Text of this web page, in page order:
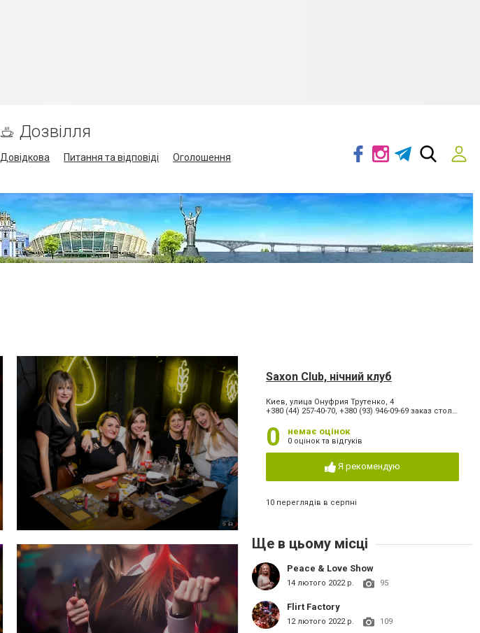
Дозвілля
Довідкова Питання та відповіді
Оголошення
Saxon Club, нічний клуб
Киев, улица Онуфрия Трутенко, 4
+380 (44) 257-40-70, +380 (93) 946-09-69 заказ столиков
0 немає оцінок
0 оцінок та відгуків
Я рекомендую
10 переглядів в серпні
Ще в цьому місці
Peace & Love Show
14 лютого 2022 р. 95
Flirt Factory
12 лютого 2022 р. 109